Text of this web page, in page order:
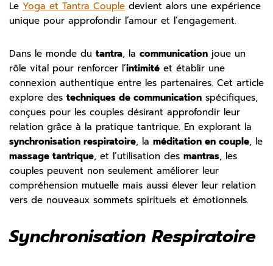
Le Yoga et Tantra Couple devient alors une expérience
unique pour approfondir l’amour et l’engagement.
Dans le monde du tantra, la communication joue un
rôle vital pour renforcer l’intimité et établir une
connexion authentique entre les partenaires. Cet article
explore des techniques de communication spécifiques,
conçues pour les couples désirant approfondir leur
relation grâce à la pratique tantrique. En explorant la
synchronisation respiratoire, la méditation en couple, le
massage tantrique, et l’utilisation des mantras, les
couples peuvent non seulement améliorer leur
compréhension mutuelle mais aussi élever leur relation
vers de nouveaux sommets spirituels et émotionnels.
Synchronisation Respiratoire